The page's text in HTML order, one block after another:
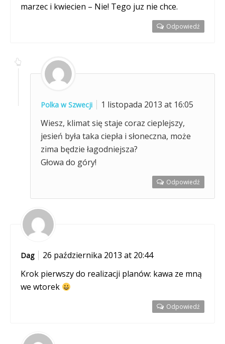
marzec i kwiecien – Nie! Tego juz nie chce.
Odpowiedź
Polka w Szwecji
1 listopada 2013 at 16:05
Wiesz, klimat się staje coraz cieplejszy,
jesień była taka ciepła i słoneczna, może
zima będzie łagodniejsza?
Głowa do góry!
Odpowiedź
Dag
26 października 2013 at 20:44
Krok pierwszy do realizacji planów: kawa ze mną
we wtorek
Odpowiedź